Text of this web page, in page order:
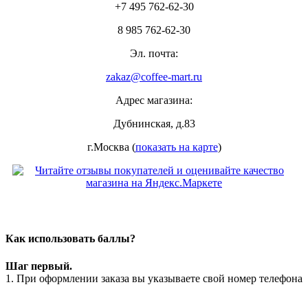
+7 495 762-62-30
8 985 762-62-30
Эл. почта:
zakaz@coffee-mart.ru
Адрес магазина:
Дубнинская, д.83
г.Москва (показать на карте)
Как использовать баллы?
Шаг первый.
1. При оформлении заказа вы указываете свой номер телефона